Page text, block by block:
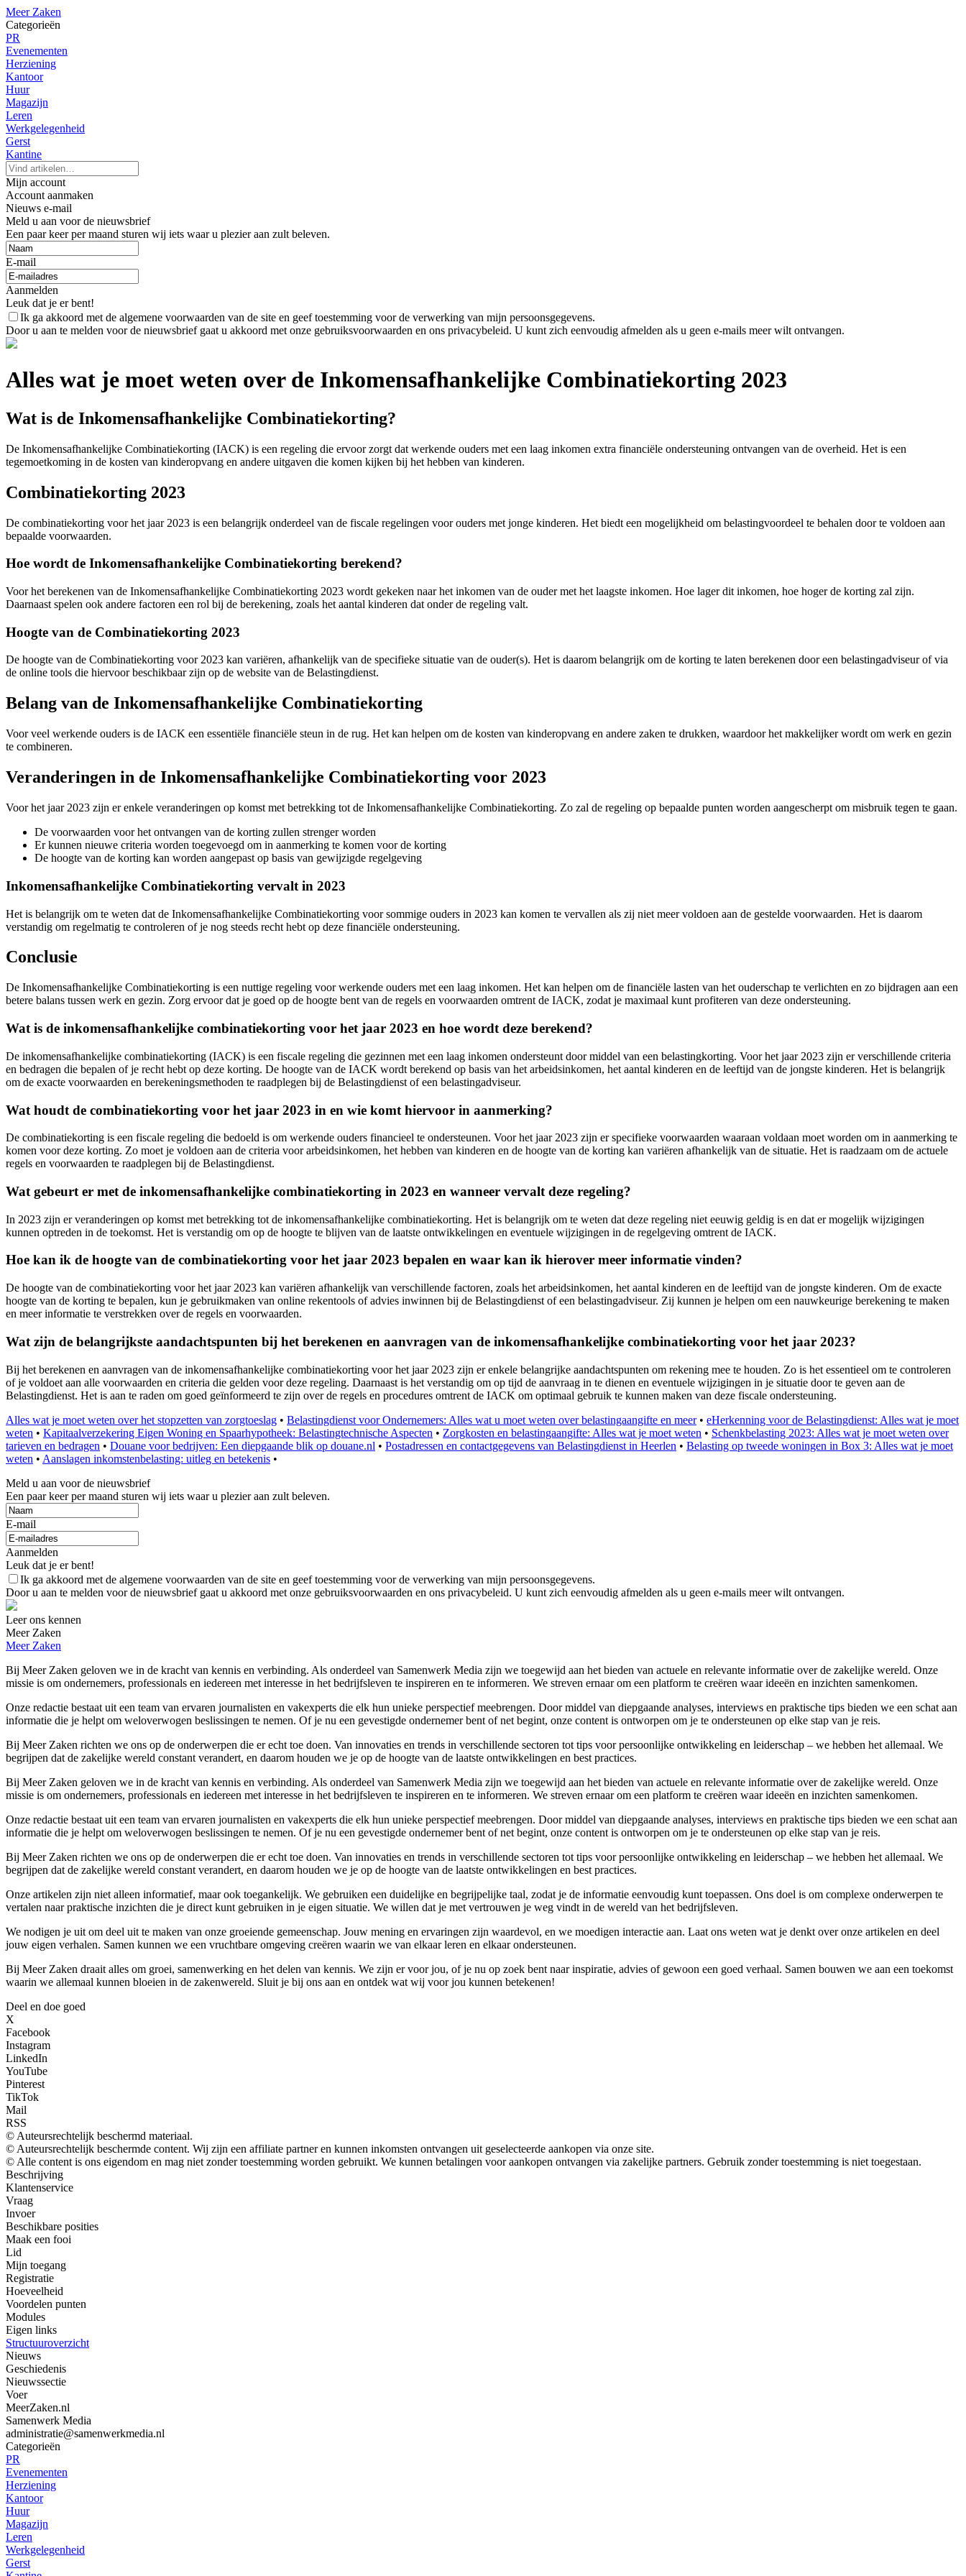
Meer Zaken
Categorieën
PR
Evenementen
Herziening
Kantoor
Huur
Magazijn
Leren
Werkgelegenheid
Gerst
Kantine
Mijn account
Account aanmaken
Nieuws e-mail
Meld u aan voor de nieuwsbrief
Een paar keer per maand sturen wij iets waar u plezier aan zult beleven.
E-mail
Aanmelden
Leuk dat je er bent!
Ik ga akkoord met de algemene voorwaarden van de site en geef toestemming voor de verwerking van mijn persoonsgegevens.
Door u aan te melden voor de nieuwsbrief gaat u akkoord met onze gebruiksvoorwaarden en ons privacybeleid. U kunt zich eenvoudig afmelden als u geen e-mails meer wilt ontvangen.
Alles wat je moet weten over de Inkomensafhankelijke Combinatiekorting 2023
Wat is de Inkomensafhankelijke Combinatiekorting?
De Inkomensafhankelijke Combinatiekorting (IACK) is een regeling die ervoor zorgt dat werkende ouders met een laag inkomen extra financiële ondersteuning ontvangen van de overheid. Het is een
tegemoetkoming in de kosten van kinderopvang en andere uitgaven die komen kijken bij het hebben van kinderen.
Combinatiekorting 2023
De combinatiekorting voor het jaar 2023 is een belangrijk onderdeel van de fiscale regelingen voor ouders met jonge kinderen. Het biedt een mogelijkheid om belastingvoordeel te behalen door te voldoen aan
bepaalde voorwaarden.
Hoe wordt de Inkomensafhankelijke Combinatiekorting berekend?
Voor het berekenen van de Inkomensafhankelijke Combinatiekorting 2023 wordt gekeken naar het inkomen van de ouder met het laagste inkomen. Hoe lager dit inkomen, hoe hoger de korting zal zijn.
Daarnaast spelen ook andere factoren een rol bij de berekening, zoals het aantal kinderen dat onder de regeling valt.
Hoogte van de Combinatiekorting 2023
De hoogte van de Combinatiekorting voor 2023 kan variëren, afhankelijk van de specifieke situatie van de ouder(s). Het is daarom belangrijk om de korting te laten berekenen door een belastingadviseur of via
de online tools die hiervoor beschikbaar zijn op de website van de Belastingdienst.
Belang van de Inkomensafhankelijke Combinatiekorting
Voor veel werkende ouders is de IACK een essentiële financiële steun in de rug. Het kan helpen om de kosten van kinderopvang en andere zaken te drukken, waardoor het makkelijker wordt om werk en gezin
te combineren.
Veranderingen in de Inkomensafhankelijke Combinatiekorting voor 2023
Voor het jaar 2023 zijn er enkele veranderingen op komst met betrekking tot de Inkomensafhankelijke Combinatiekorting. Zo zal de regeling op bepaalde punten worden aangescherpt om misbruik tegen te gaan.
De voorwaarden voor het ontvangen van de korting zullen strenger worden
Er kunnen nieuwe criteria worden toegevoegd om in aanmerking te komen voor de korting
De hoogte van de korting kan worden aangepast op basis van gewijzigde regelgeving
Inkomensafhankelijke Combinatiekorting vervalt in 2023
Het is belangrijk om te weten dat de Inkomensafhankelijke Combinatiekorting voor sommige ouders in 2023 kan komen te vervallen als zij niet meer voldoen aan de gestelde voorwaarden. Het is daarom
verstandig om regelmatig te controleren of je nog steeds recht hebt op deze financiële ondersteuning.
Conclusie
De Inkomensafhankelijke Combinatiekorting is een nuttige regeling voor werkende ouders met een laag inkomen. Het kan helpen om de financiële lasten van het ouderschap te verlichten en zo bijdragen aan een
betere balans tussen werk en gezin. Zorg ervoor dat je goed op de hoogte bent van de regels en voorwaarden omtrent de IACK, zodat je maximaal kunt profiteren van deze ondersteuning.
Wat is de inkomensafhankelijke combinatiekorting voor het jaar 2023 en hoe wordt deze berekend?
De inkomensafhankelijke combinatiekorting (IACK) is een fiscale regeling die gezinnen met een laag inkomen ondersteunt door middel van een belastingkorting. Voor het jaar 2023 zijn er verschillende criteria
en bedragen die bepalen of je recht hebt op deze korting. De hoogte van de IACK wordt berekend op basis van het arbeidsinkomen, het aantal kinderen en de leeftijd van de jongste kinderen. Het is belangrijk
om de exacte voorwaarden en berekeningsmethoden te raadplegen bij de Belastingdienst of een belastingadviseur.
Wat houdt de combinatiekorting voor het jaar 2023 in en wie komt hiervoor in aanmerking?
De combinatiekorting is een fiscale regeling die bedoeld is om werkende ouders financieel te ondersteunen. Voor het jaar 2023 zijn er specifieke voorwaarden waaraan voldaan moet worden om in aanmerking te
komen voor deze korting. Zo moet je voldoen aan de criteria voor arbeidsinkomen, het hebben van kinderen en de hoogte van de korting kan variëren afhankelijk van de situatie. Het is raadzaam om de actuele
regels en voorwaarden te raadplegen bij de Belastingdienst.
Wat gebeurt er met de inkomensafhankelijke combinatiekorting in 2023 en wanneer vervalt deze regeling?
In 2023 zijn er veranderingen op komst met betrekking tot de inkomensafhankelijke combinatiekorting. Het is belangrijk om te weten dat deze regeling niet eeuwig geldig is en dat er mogelijk wijzigingen
kunnen optreden in de toekomst. Het is verstandig om op de hoogte te blijven van de laatste ontwikkelingen en eventuele wijzigingen in de regelgeving omtrent de IACK.
Hoe kan ik de hoogte van de combinatiekorting voor het jaar 2023 bepalen en waar kan ik hierover meer informatie vinden?
De hoogte van de combinatiekorting voor het jaar 2023 kan variëren afhankelijk van verschillende factoren, zoals het arbeidsinkomen, het aantal kinderen en de leeftijd van de jongste kinderen. Om de exacte
hoogte van de korting te bepalen, kun je gebruikmaken van online rekentools of advies inwinnen bij de Belastingdienst of een belastingadviseur. Zij kunnen je helpen om een nauwkeurige berekening te maken
en meer informatie te verstrekken over de regels en voorwaarden.
Wat zijn de belangrijkste aandachtspunten bij het berekenen en aanvragen van de inkomensafhankelijke combinatiekorting voor het jaar 2023?
Bij het berekenen en aanvragen van de inkomensafhankelijke combinatiekorting voor het jaar 2023 zijn er enkele belangrijke aandachtspunten om rekening mee te houden. Zo is het essentieel om te controleren
of je voldoet aan alle voorwaarden en criteria die gelden voor deze regeling. Daarnaast is het verstandig om op tijd de aanvraag in te dienen en eventuele wijzigingen in je situatie door te geven aan de
Belastingdienst. Het is aan te raden om goed geïnformeerd te zijn over de regels en procedures omtrent de IACK om optimaal gebruik te kunnen maken van deze fiscale ondersteuning.
Alles wat je moet weten over het stopzetten van zorgtoeslag • Belastingdienst voor Ondernemers: Alles wat u moet weten over belastingaangifte en meer• eHerkenning voor de Belastingdienst: Alles wat je moet
weten • Kapitaalverzekering Eigen Woning en Spaarhypotheek: Belastingtechnische Aspecten • Zorgkosten en belastingaangifte: Alles wat je moet weten • Schenkbelasting 2023: Alles wat je moet weten over
tarieven en bedragen • Douane voor bedrijven: Een diepgaande blik op douane.nl • Postadressen en contactgegevens van Belastingdienst in Heerlen • Belasting op tweede woningen in Box 3: Alles wat je moet
weten • Aanslagen inkomstenbelasting: uitleg en betekenis •
Meld u aan voor de nieuwsbrief
Een paar keer per maand sturen wij iets waar u plezier aan zult beleven.
E-mail
Aanmelden
Leuk dat je er bent!
Ik ga akkoord met de algemene voorwaarden van de site en geef toestemming voor de verwerking van mijn persoonsgegevens.
Door u aan te melden voor de nieuwsbrief gaat u akkoord met onze gebruiksvoorwaarden en ons privacybeleid. U kunt zich eenvoudig afmelden als u geen e-mails meer wilt ontvangen.
Leer ons kennen
Meer Zaken
Meer Zaken
Bij Meer Zaken geloven we in de kracht van kennis en verbinding. Als onderdeel van Samenwerk Media zijn we toegewijd aan het bieden van actuele en relevante informatie over de zakelijke wereld. Onze
missie is om ondernemers, professionals en iedereen met interesse in het bedrijfsleven te inspireren en te informeren. We streven ernaar om een platform te creëren waar ideeën en inzichten samenkomen.
Onze redactie bestaat uit een team van ervaren journalisten en vakexperts die elk hun unieke perspectief meebrengen. Door middel van diepgaande analyses, interviews en praktische tips bieden we een schat aan
informatie die je helpt om weloverwogen beslissingen te nemen. Of je nu een gevestigde ondernemer bent of net begint, onze content is ontworpen om je te ondersteunen op elke stap van je reis.
Bij Meer Zaken richten we ons op de onderwerpen die er echt toe doen. Van innovaties en trends in verschillende sectoren tot tips voor persoonlijke ontwikkeling en leiderschap – we hebben het allemaal. We
begrijpen dat de zakelijke wereld constant verandert, en daarom houden we je op de hoogte van de laatste ontwikkelingen en best practices.
Bij Meer Zaken geloven we in de kracht van kennis en verbinding. Als onderdeel van Samenwerk Media zijn we toegewijd aan het bieden van actuele en relevante informatie over de zakelijke wereld. Onze
missie is om ondernemers, professionals en iedereen met interesse in het bedrijfsleven te inspireren en te informeren. We streven ernaar om een platform te creëren waar ideeën en inzichten samenkomen.
Onze redactie bestaat uit een team van ervaren journalisten en vakexperts die elk hun unieke perspectief meebrengen. Door middel van diepgaande analyses, interviews en praktische tips bieden we een schat aan
informatie die je helpt om weloverwogen beslissingen te nemen. Of je nu een gevestigde ondernemer bent of net begint, onze content is ontworpen om je te ondersteunen op elke stap van je reis.
Bij Meer Zaken richten we ons op de onderwerpen die er echt toe doen. Van innovaties en trends in verschillende sectoren tot tips voor persoonlijke ontwikkeling en leiderschap – we hebben het allemaal. We
begrijpen dat de zakelijke wereld constant verandert, en daarom houden we je op de hoogte van de laatste ontwikkelingen en best practices.
Onze artikelen zijn niet alleen informatief, maar ook toegankelijk. We gebruiken een duidelijke en begrijpelijke taal, zodat je de informatie eenvoudig kunt toepassen. Ons doel is om complexe onderwerpen te
vertalen naar praktische inzichten die je direct kunt gebruiken in je eigen situatie. We willen dat je met vertrouwen je weg vindt in de wereld van het bedrijfsleven.
We nodigen je uit om deel uit te maken van onze groeiende gemeenschap. Jouw mening en ervaringen zijn waardevol, en we moedigen interactie aan. Laat ons weten wat je denkt over onze artikelen en deel
jouw eigen verhalen. Samen kunnen we een vruchtbare omgeving creëren waarin we van elkaar leren en elkaar ondersteunen.
Bij Meer Zaken draait alles om groei, samenwerking en het delen van kennis. We zijn er voor jou, of je nu op zoek bent naar inspiratie, advies of gewoon een goed verhaal. Samen bouwen we aan een toekomst
waarin we allemaal kunnen bloeien in de zakenwereld. Sluit je bij ons aan en ontdek wat wij voor jou kunnen betekenen!
Deel en doe goed
X
Facebook
Instagram
LinkedIn
YouTube
Pinterest
TikTok
Mail
RSS
© Auteursrechtelijk beschermd materiaal.
© Auteursrechtelijk beschermde content. Wij zijn een affiliate partner en kunnen inkomsten ontvangen uit geselecteerde aankopen via onze site.
© Alle content is ons eigendom en mag niet zonder toestemming worden gebruikt. We kunnen betalingen voor aankopen ontvangen via zakelijke partners. Gebruik zonder toestemming is niet toegestaan.
Beschrijving
Klantenservice
Vraag
Invoer
Beschikbare posities
Maak een fooi
Lid
Mijn toegang
Registratie
Hoeveelheid
Voordelen punten
Modules
Eigen links
Structuuroverzicht
Nieuws
Geschiedenis
Nieuwssectie
Voer
MeerZaken.nl
Samenwerk Media
administratie@samenwerkmedia.nl
Categorieën
PR
Evenementen
Herziening
Kantoor
Huur
Magazijn
Leren
Werkgelegenheid
Gerst